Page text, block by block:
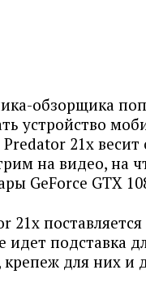
обзорщика
устройство
Predator 21x
на видео, на
GeForce GTX
21x
идет подставка
для них и